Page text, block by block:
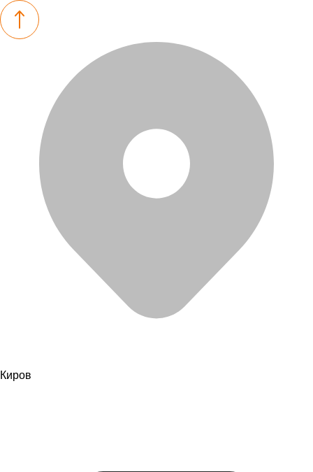
Киров